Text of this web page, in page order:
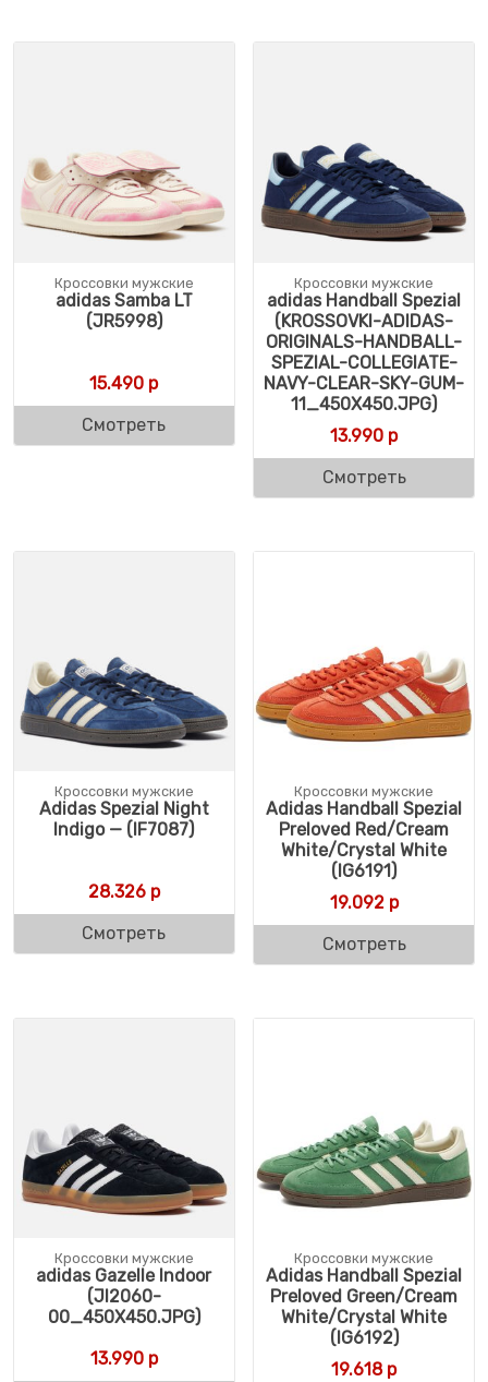
Кроссовки мужские
adidas Samba LT
(JR5998)
15.490 р
Смотреть
Кроссовки мужские
adidas Handball Spezial
(KROSSOVKI-ADIDAS-
ORIGINALS-HANDBALL-
SPEZIAL-COLLEGIATE-
NAVY-CLEAR-SKY-GUM-
11_450X450.JPG)
13.990 р
Смотреть
Кроссовки мужские
Adidas Spezial Night
Indigo — (IF7087)
28.326р
Смотреть
Кроссовки мужские
Adidas Handball Spezial
Preloved Red/Cream
White/Crystal White
(IG6191)
19.092р
Смотреть
Кроссовки мужские
adidas Gazelle Indoor
(JI2060-
00_450X450.JPG)
13.990р
Кроссовки мужские
Adidas Handball Spezial
Preloved Green/Cream
White/Crystal White
(IG6192)
19.618р